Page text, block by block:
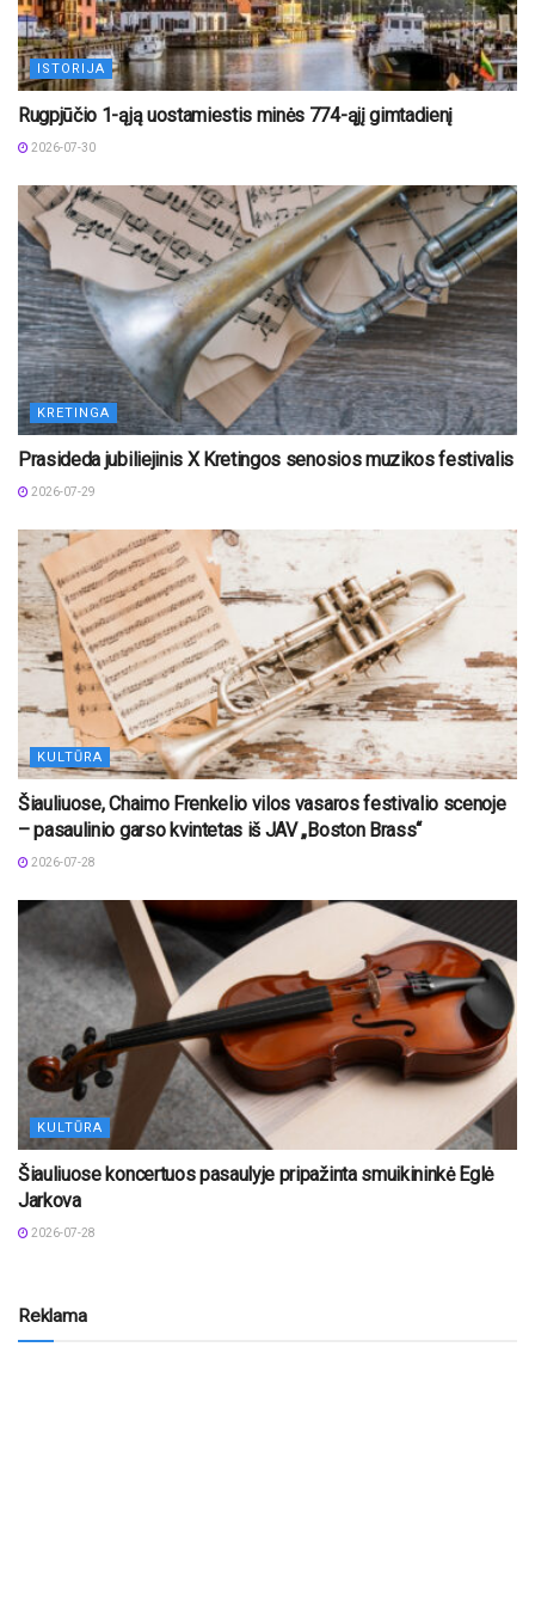
ISTORIJA
Rugpjūčio 1-ąją uostamiestis minės 774-ąjį gimtadienį
2026-07-30
KRETINGA
Prasideda jubiliejinis X Kretingos senosios muzikos festivalis
2026-07-29
KULTŪRA
Šiauliuose, Chaimo Frenkelio vilos vasaros festivalio scenoje
– pasaulinio garso kvintetas iš JAV „Boston Brass“
2026-07-28
KULTŪRA
Šiauliuose koncertuos pasaulyje pripažinta smuikininkė Eglė
Jarkova
2026-07-28
Reklama